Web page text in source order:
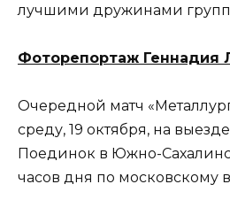
лучшими дружинами
Фоторепортаж Геннадия
Очередной матч
среду, 19 октября, на
Поединок в Южно-
часов дня по московскому